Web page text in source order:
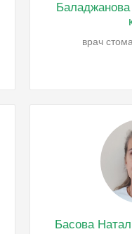
врач
Басова